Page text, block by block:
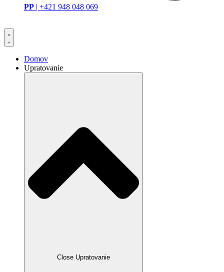
PP | +421 948 048 069
Domov
Upratovanie
Close Upratovanie